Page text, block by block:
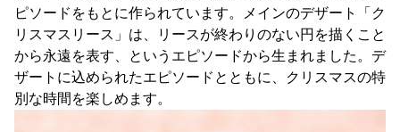
ピソードをもとに作られています。メインのデザート「ク
リスマスリース」は、リースが終わりのない円を描くこと
から永遠を表す、というエピソードから生まれました。デ
ザートに込められたエピソードとともに、クリスマスの特
別な時間を楽しめます。